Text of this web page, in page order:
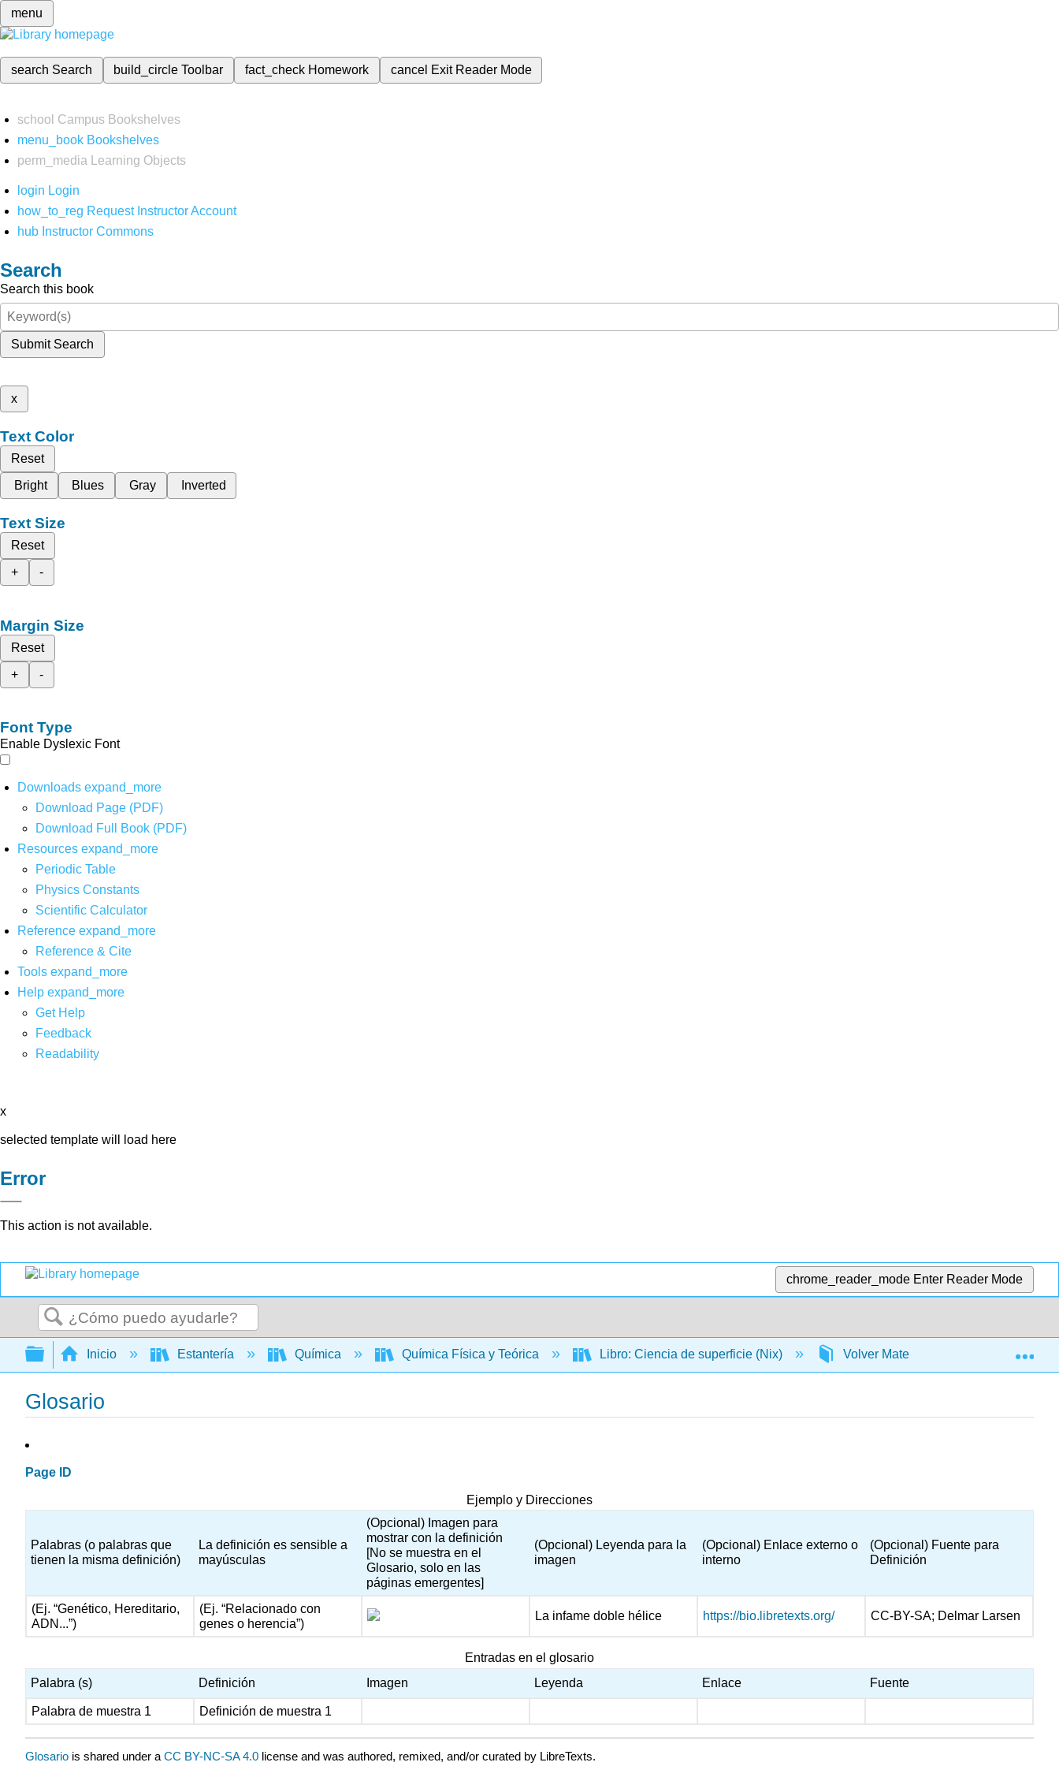
menu
search Search build_circleToolbar fact_check Homework cancel Exit Reader Mode
school Campus Bookshelves
menu_book Bookshelves
perm_media
Learning Objects
login Login
how_to_reg Request Instructor Account
hub Instructor Commons
Search
Search this book
Submit Search
x
Text Color
Reset
Bright
Blues Gray Inverted
Text Size
Reset
+
-
Margin Size
Reset
+
-
Font Type
Enable Dyslexic Font
Downloads expand_more
Download Page (PDF)
Download Full Book (PDF)
Resources expand_more
Periodic Table
Physics Constants
Scientific Calculator
Reference expand_more
Reference & Cite
Tools expand_more
Help expand_more
Get Help
Feedback
Readability
x
selected template will load here
Error
This action is not available.
chrome_reader_mode Enter Reader Mode
Buscar
Expandir/contraer jerarquía global
Inicio Estantería Química Química Física y Teórica Libro: Ciencia de superficie (Nix) Volver Materia Glosario
Glosario
Page ID
Ejemplo y Direcciones
Palabras (o palabras que
tienen la misma definición)
La definición es sensible a
mayúsculas
(Opcional) Imagen para
mostrar con la definición
[No se muestra en el
Glosario, solo en las
páginas emergentes]
(Opcional) Leyenda para la
imagen
(Opcional) Enlace externo o
interno
(Opcional) Fuente para
Definición
(Ej. “Genético, Hereditario,
ADN...”)
(Ej. “Relacionado con
genes o herencia”)
La infame doble hélice https://bio.libretexts.org/ CC-BY-SA; Delmar Larsen
Entradas en el glosario
Palabra (s)
Definición Imagen Leyenda Enlace Fuente
Palabra de muestra 1 Definición de muestra 1
Glosario is shared under a CC BY-NC-SA 4.0 license and was authored, remixed, and/or curated by LibreTexts.